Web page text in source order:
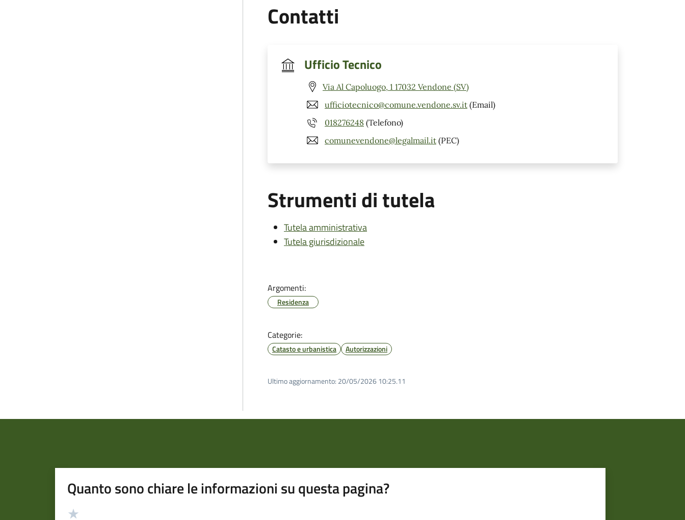
Contatti
Ufficio Tecnico
Via Al Capoluogo, 1 17032 Vendone (SV)
ufficiotecnico@comune.vendone.sv.it (Email)
018276248 (Telefono)
comunevendone@legalmail.it (PEC)
Strumenti di tutela
Tutela amministrativa
Tutela giurisdizionale
Argomenti:
Residenza
Categorie:
Catasto e urbanistica Autorizzazioni
Ultimo aggiornamento: 20/05/2026 10:25.11
Quanto sono chiare le informazioni su questa pagina?
Valutazione